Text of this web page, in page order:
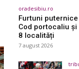
oradesibiu.ro
Furtuni
Cod portocaliu
8 localități
7 august 2026